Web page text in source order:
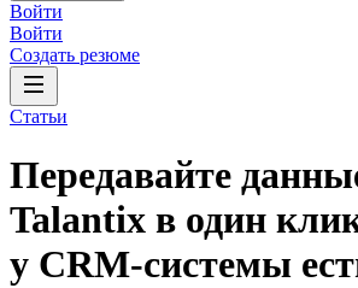
Войти
Войти
Создать резюме
Статьи
Передавайте
Talantix в один
у CRM-системы